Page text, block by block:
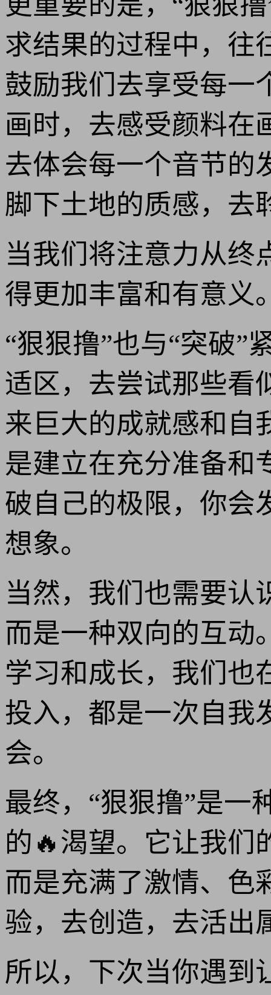
求结果的过程中，往
鼓励我们去享受每一
画时，去感受颜料在
去体会每一个音节的
脚下土地的质感，去
当我们将注意力从终
得更加丰富和有意义
“狠狠撸”也与“突破”
适区，去尝试那些看
来巨大的成就感和自
是建立在充分准备和
破自己的极限，你会
想象。
当然，我们也需要认
而是一种双向的互动
学习和成长，我们也
投入，都是一次自我
会。
最终，“狠狠撸”是一
的🔥渴望。它让我们
而是充满了激情、色
验，去创造，去活出
所以，下次当你遇到